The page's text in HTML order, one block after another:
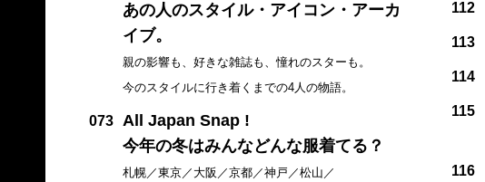
あの人のスタイル・アイコン・アーカ
イブ。
親の影響も、好きな雑誌も、憧れのスターも。
今のスタイルに行き着くまでの4人の物語。
073
All Japan Snap !
今年の冬はみんなどんな服着てる？
札幌／東京／大阪／京都／神戸／松山／
112
113
114
115
116